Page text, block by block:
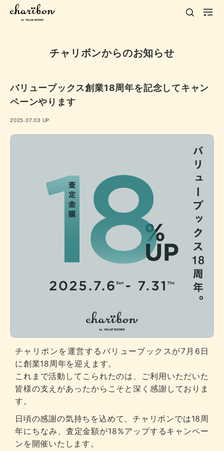
チャリボンからのお知らせ
バリューブックス創業18周年を記念してキャン
ペーンやります
2025.07.03 UP
チャリボンを運営するバリューブックスが7月6日
に創業18周年を迎えます。
これまで活動してこられたのは、ご利用いただいた
皆様の支えがあったからこそと深く感謝しておりま
す。
日頃の感謝の気持ちを込めて、チャリボンでは18周
年にちなみ、査定金額が18%アップするキャンペー
ンを開催いたします。